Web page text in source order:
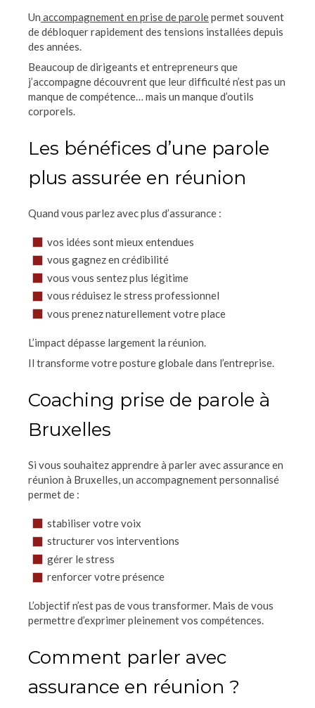
Un accompagnement en prise de parolepermet souvent
de débloquer rapidement des tensions installées depuis
des années.
Beaucoup de dirigeants et entrepreneurs que
j’accompagne découvrent que leur difficulté n’est pas un
manque de compétence… mais un manque d’outils
corporels.
Les bénéfices d’une parole
plus assurée en réunion
Quand vous parlez avec plus d’assurance :
vos idées sont mieux entendues
vous gagnez en crédibilité
vous vous sentez plus légitime
vous réduisez le stress professionnel
vous prenez naturellement votre place
L’impact dépasse largement la réunion.
Il transforme votre posture globale dans l’entreprise.
Coaching prise de parole à
Bruxelles
Si vous souhaitez apprendre à parler avec assurance en
réunion à Bruxelles, un accompagnement personnalisé
permet de :
stabiliser votre voix
structurer vos interventions
gérer le stress
renforcer votre présence
L’objectif n’est pas de vous transformer. Mais de vous
permettre d’exprimer pleinement vos compétences.
Comment parler avec
assurance en réunion ?